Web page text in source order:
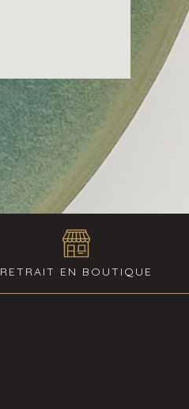
RETRAIT EN BOUTIQUE